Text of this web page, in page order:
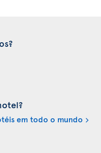
em todo o mundo